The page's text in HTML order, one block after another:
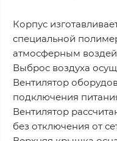
Корпус
специальной
атмосферным
Выброс воздуха
Вентилятор
подключения
Вентилятор
без отключения от